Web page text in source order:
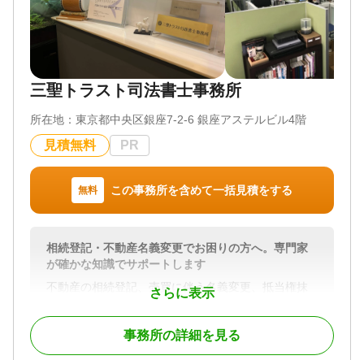
スや費用などについてご説明いたします。
相続手続き・孤独死相続に関する行政書士相談は、
初回相談に限り無料です。
孤独死相続のご相談はもちろん、遺言書作成や、遺
言執行、遺産分割協議書の作成などのご相談も対応
面談後、今後のプランをご提案いたします。プラン
内容の確認後、ご納得いただきましたら、ご契約を
ご契約内容についてご不明な点がありましたら、お
② 全国対応の拠点｜オンライン相談も可能
========================
グループ企業であるベリーベスト法律事務所の全国
76拠点※のネットワークを活用し、各地での相談対
応が可能です。（※2026年6月現在）
三聖トラスト司法書士事務所
所在地： 東京都中央区銀座7-2-6 銀座アステルビル4階
見積無料 PR
無料 この事務所を含めて一括見積をする
さらに表示
相続登記・不動産名義変更でお困りの方へ。専門家
が確かな知識でサポートします
不動産の相続登記、売買に伴う名義変更、抵当権抹
消登記など、不動産登記に関するお悩みに幅広く対
応しています。
「何から始めればよいかわからない」
事務所の詳細を見る